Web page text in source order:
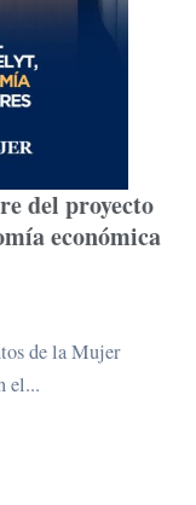
del proyecto
económica
de la Mujer
el...